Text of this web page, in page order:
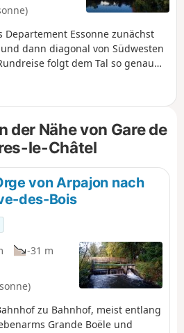
Essonne zunächst
dann diagonal von Südwesten
folgt dem Tal so genau
entlang des Flusses,
im unteren Teil, Passagen
von Wohngebieten
der Nähe von Gare de
le-Châtel
von Arpajon nach
des-Bois
-31 m
zu Bahnhof, meist entlang
Grande Boële und